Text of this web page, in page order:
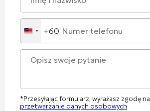
Malaysia
+60
+60
*Przesyłając formularz, wyrażasz zgodę na
przetwarzanie danych osobowych